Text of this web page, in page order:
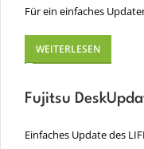
Für ein einfaches
WEITERLESEN
Fujitsu
Einfaches Update des